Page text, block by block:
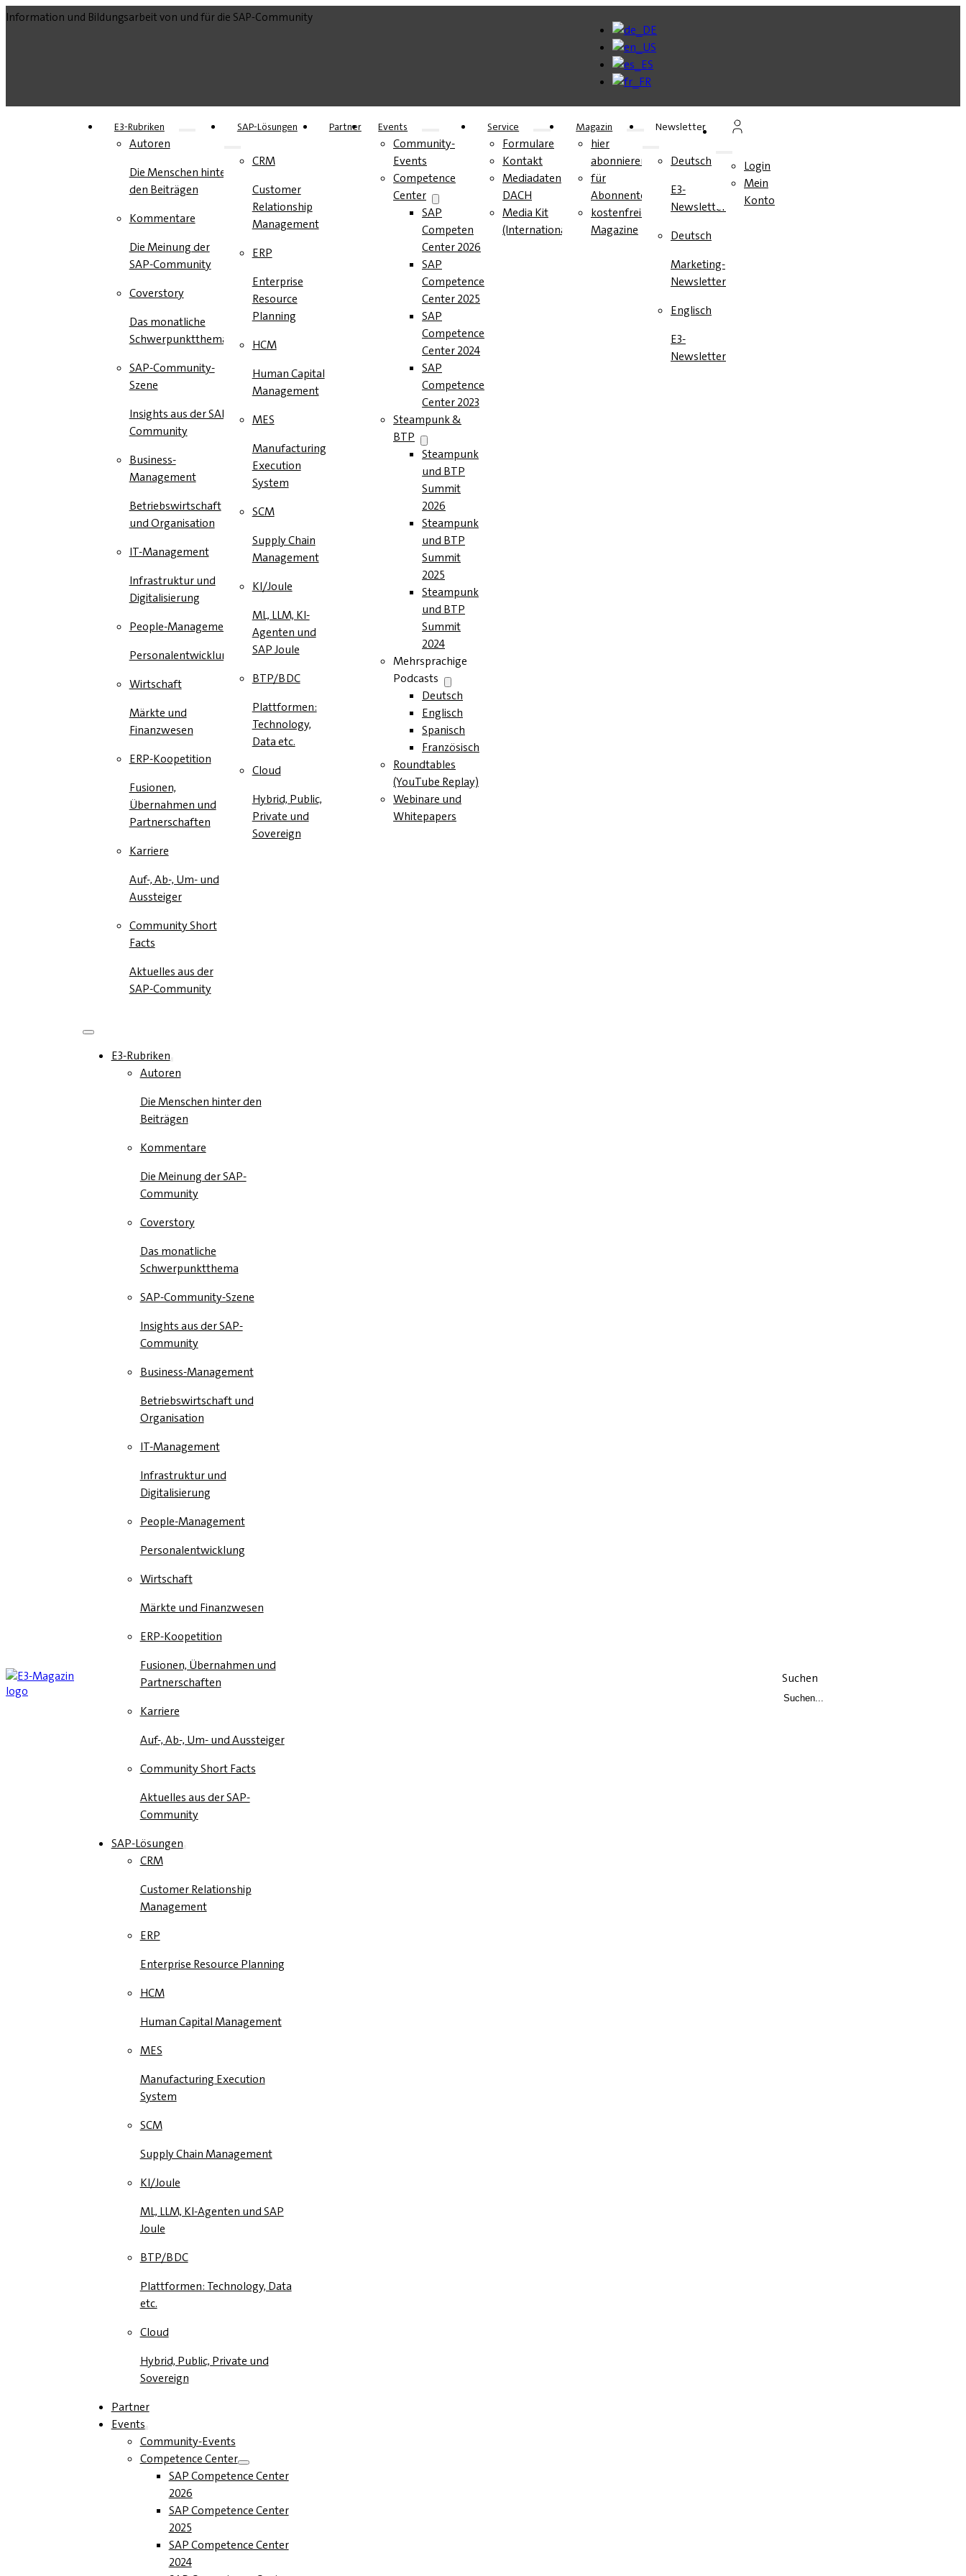
Information und Bildungsarbeit von und für die SAP-Community
E3-Rubriken
Autoren
Die Menschen hinter
den Beiträgen
Kommentare
Die Meinung der
SAP-Community
Coverstory
Das monatliche
Schwerpunktthema
SAP-Community-
Szene
Insights aus der SAP-
Community
Business-
Management
Betriebswirtschaft
und Organisation
IT-Management
Infrastruktur und
Digitalisierung
People-Management
Personalentwicklung
Wirtschaft
Märkte und
Finanzwesen
ERP-Koopetition
Fusionen,
Übernahmen und
Partnerschaften
Karriere
Auf-, Ab-, Um- und
Aussteiger
Community Short
Facts
Aktuelles aus der
SAP-Community
SAP-Lösungen
CRM
Customer
Relationship
Management
ERP
Enterprise
Resource
Planning
HCM
Human Capital
Management
MES
Manufacturing
Execution
System
SCM
Supply Chain
Management
KI/Joule
ML, LLM, KI-
Agenten und
SAP Joule
BTP/BDC
Plattformen:
Technology,
Data etc.
Cloud
Hybrid, Public,
Private und
Sovereign
Partner Events
Community-
Events
Competence
Center
SAP
Competence
Center 2026
SAP
Competence
Center 2025
SAP
Competence
Center 2024
SAP
Competence
Center 2023
Steampunk &
BTP
Steampunk
und BTP
Summit
2026
Steampunk
und BTP
Summit
2025
Steampunk
und BTP
Summit
2024
Mehrsprachige
Podcasts
Deutsch
Englisch
Spanisch
Französisch
Roundtables
(YouTube Replay)
Webinare und
Whitepapers
Service
Formulare
Kontakt
Mediadaten
DACH
Media Kit
(International)
Magazin
hier
abonnieren
für
Abonnenten
kostenfreie
Magazine
Newsletter
Deutsch
E3-
Newsletter
Deutsch
Marketing-
Newsletter
Englisch
E3-
Newsletter
Login
Mein
Konto
E3-Rubriken
Autoren
Die Menschen hinter den
Beiträgen
Kommentare
Die Meinung der SAP-
Community
Coverstory
Das monatliche
Schwerpunktthema
SAP-Community-Szene
Insights aus der SAP-
Community
Business-Management
Betriebswirtschaft und
Organisation
IT-Management
Infrastruktur und
Digitalisierung
People-Management
Personalentwicklung
Wirtschaft
Märkte und Finanzwesen
ERP-Koopetition
Fusionen, Übernahmen und
Partnerschaften
Karriere
Auf-, Ab-, Um- und Aussteiger
Community Short Facts
Aktuelles aus der SAP-
Community
SAP-Lösungen
CRM
Customer Relationship
Management
ERP
Enterprise Resource Planning
HCM
Human Capital Management
MES
Manufacturing Execution
System
SCM
Supply Chain Management
KI/Joule
ML, LLM, KI-Agenten und SAP
Joule
BTP/BDC
Plattformen: Technology, Data
etc.
Cloud
Hybrid, Public, Private und
Sovereign
Partner
Events
Community-Events
Competence Center
SAP Competence Center
2026
SAP Competence Center
2025
SAP Competence Center
2024
Suchen